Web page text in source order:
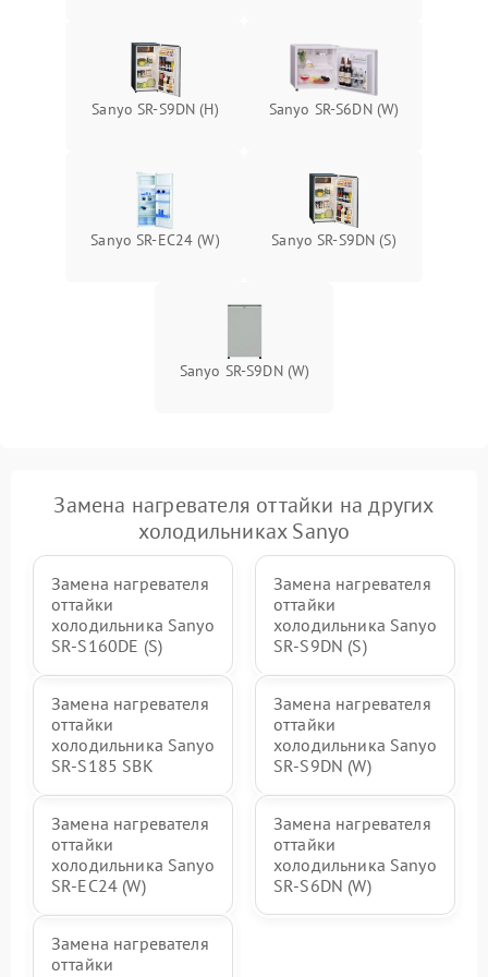
Sanyo SR-S9DN (H) Sanyo SR-S6DN (W)
Sanyo SR-EC24 (W) Sanyo SR-S9DN (S)
Sanyo SR-S9DN (W)
Замена нагревателя оттайки на других
холодильниках Sanyo
Замена нагревателя
оттайки
холодильника Sanyo
SR-S160DE (S)
Замена нагревателя
оттайки
холодильника Sanyo
SR-S9DN (S)
Замена нагревателя
оттайки
холодильника Sanyo
SR-S185 SBK
Замена нагревателя
оттайки
холодильника Sanyo
SR-S9DN (W)
Замена нагревателя
оттайки
холодильника Sanyo
SR-EC24 (W)
Замена нагревателя
оттайки
холодильника Sanyo
SR-S6DN (W)
Замена нагревателя
оттайки